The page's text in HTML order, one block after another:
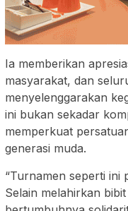
Ia memberikan
masyarakat, dan
menyelenggarakan
ini bukan sekadar
memperkuat
generasi muda.
“Turnamen seperti ini
Selain melahirkan